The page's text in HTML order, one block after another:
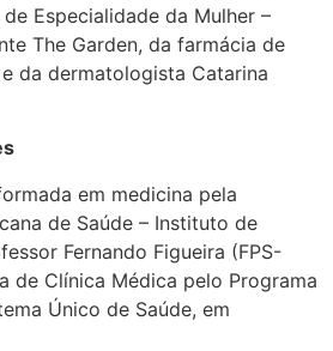
Especialidade da Mulher –
The Garden, da farmácia de
da dermatologista Catarina
em medicina pela
de Saúde – Instituto de
Fernando Figueira (FPS-
de Clínica Médica pelo Programa
Único de Saúde, em